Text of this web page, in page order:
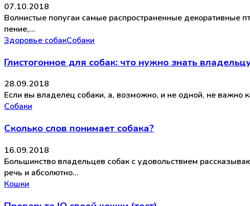
07.10.2018
Волнистые попугаи самые распространенные декоративные
пение,…
Здоровье собакСобаки
Глистогонное для собак: что нужно знать
28.09.2018
Если вы владелец собаки, а, возможно, и не одной, не важно
Собаки
Сколько слов понимает собака?
16.09.2018
Большинство владельцев собак с удовольствием
речь и абсолютно…
Кошки